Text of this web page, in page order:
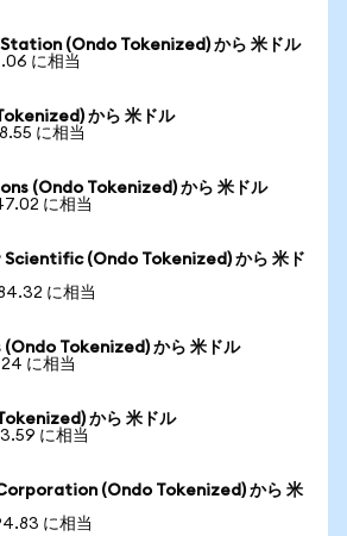
(Ondo Tokenized) から 米ドル
に相当
から 米ドル
に相当
(Ondo Tokenized) から 米ドル
に相当
Scientific (Ondo Tokenized) から 米ド
に相当
(Ondo Tokenized) から 米ドル
に相当
から 米ドル
に相当
(Ondo Tokenized) から 米
に相当